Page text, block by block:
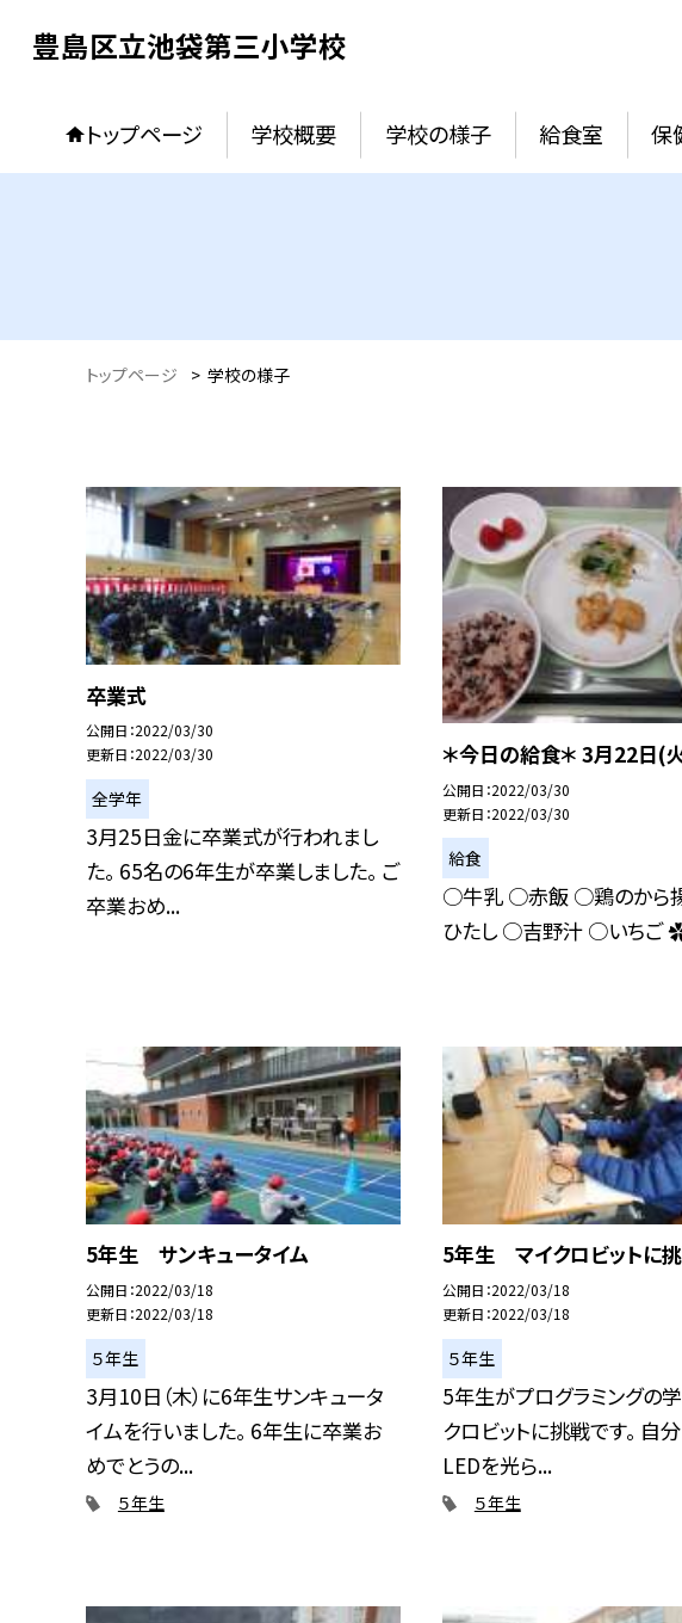
豊島区立池袋第三小学校
トップページ 学校概要 学校の様子 給食室 保
トップページ > 学校の様子
卒業式
公開日 2022/03/30
更新日 2022/03/30
全学年
3月25日金に卒業式が行われまし
た。 65名の6年生が卒業しました。 ご
卒業おめ...
＊今日の給食＊ 3月22日(
公開日 2022/03/30
更新日 2022/03/30
給食
○牛乳 ○赤飯 ○鶏のから
ひたし ○吉野汁 ○いちご
5年生 サンキュータイム
公開日 2022/03/18
更新日 2022/03/18
５年生
3月10日（木）に6年生サンキュータ
イムを行いました。 6年生に卒業お
めでとうの...
５年生
5年生 マイクロビットに挑
公開日 2022/03/18
更新日 2022/03/18
５年生
5年生がプログラミングの
クロビットに挑戦です。 自
LEDを光ら...
５年生